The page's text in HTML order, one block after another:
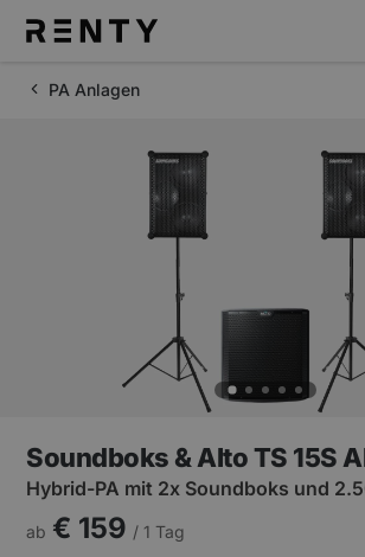
PA Anlagen
Soundboks & Alto TS 15S
Hybrid-PA mit 2x Soundboks und
ab € 159 / 1 Tag